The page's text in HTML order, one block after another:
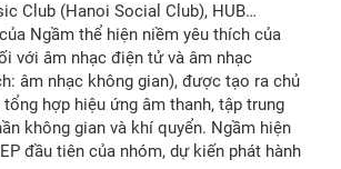
Club (Hanoi Social Club), HUB…
Ngầm thể hiện niềm yêu thích của
với âm nhạc điện tử và âm nhạc
âm nhạc không gian), được tạo ra chủ
hợp hiệu ứng âm thanh, tập trung
không gian và khí quyển. Ngầm hiện
đầu tiên của nhóm, dự kiến phát hành